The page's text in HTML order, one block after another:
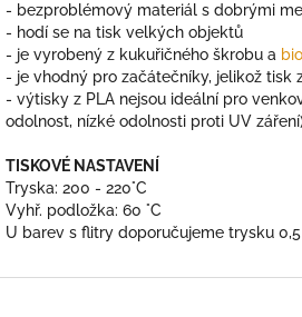
- bezproblémový materiál s dobrými
- hodí se na tisk velkých objektů
- je vyrobený z kukuřičného škrobu a
- je vhodný pro začátečníky, jelikož tisk
- výtisky z PLA nejsou ideální pro
odolnost, nízké odolnosti proti UV
TISKOVÉ NASTAVENÍ
Tryska: 200 - 220°C
Vyhř. podložka: 60 °C
U barev s flitry doporučujeme trysku